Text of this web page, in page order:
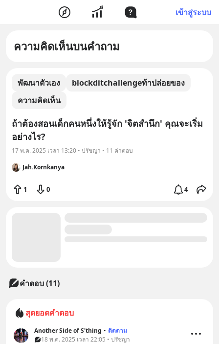
เข้าสู่ระบบ
ความคิดเห็นบนคำถาม
พัฒนาตัวเอง
blockditchallengeท้าปล่อยของ
ความคิดเห็น
ถ้าต้องสอนเด็กคนหนึ่งให้รู้จัก 'จิตสำนึก' คุณจะเริ่ม
อย่างไร?
17 พ.ค. 2025 เวลา 13:20 • ปรัชญา • 11 คำตอบ
Jah.Kornkanya
1 0 4
คำตอบ (11)
สุดยอดคำตอบ
Another Side of S'thing • ติดตาม
18 พ.ค. 2025 เวลา 22:05 • ปรัชญา